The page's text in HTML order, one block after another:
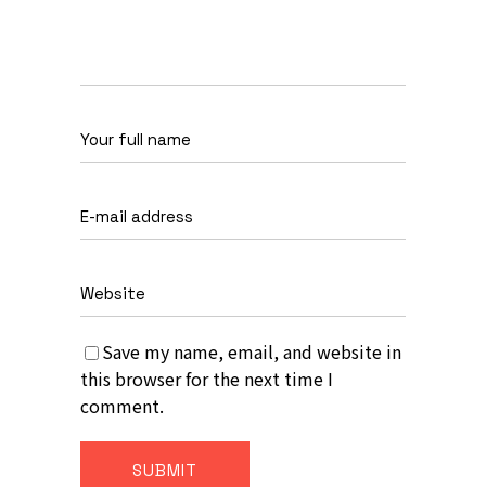
Save my name, email, and website in
this browser for the next time I
comment.